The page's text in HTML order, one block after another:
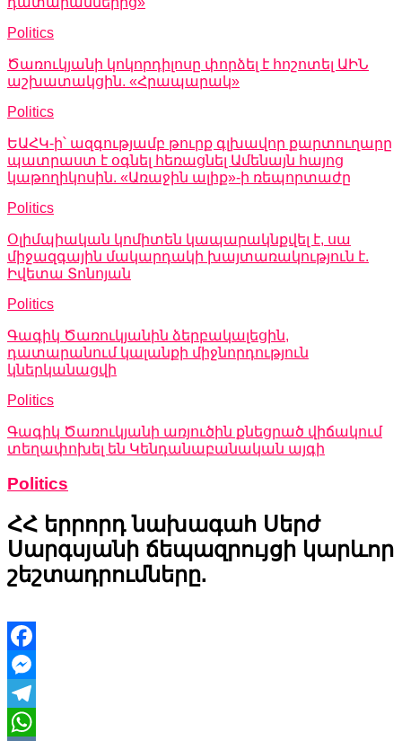
Politics
Ծառուկյանի կոկորդիլոսը փորձել է հոշոտել ԱԻՆ
աշխատակցին. «Հրապարակ»
Politics
ԵԱՀԿ-ի՝ ազգությամբ թուրք գլխավոր քարտուղարը
պատրաստ է օգնել հեռացնել Ամենայն հայոց
կաթողիկոսին. «Առաջին ալիք»-ի ռեպորտաժը
Politics
Օլիմպիական կոմիտեն կապարակնքվել է, սա
միջազգային մակարդակի խայտառակություն է.
Իվետա Տոնոյան
Politics
Գագիկ Ծառուկյանին ձերբակալեցին,
դատարանում կալանքի միջնորդություն
կներկանացվի
Politics
Գագիկ Ծառուկյանի առյուծին քնեցրած վիճակում
տեղափոխել են Կենդանաբանական այգի
Politics
ՀՀ երրորդ նախագահ Սերժ
Սարգսյանի ճեպազրույցի կարևոր
շեշտադրումները.
Facebook
Messenger
Telegram